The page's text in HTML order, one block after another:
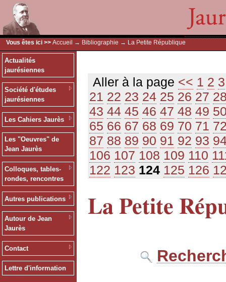
Vous êtes ici >> Accueil → Bibliographie → La Petite République
Actualités
jaurésiennes
Société d'études
jaurésiennes
Les Cahiers Jaurès
Les "Oeuvres" de
Jean Jaurès
Colloques, tables-
rondes, rencontres
Autres publications
Autour de Jean
Jaurès
Contact
Lettre d'information
Aller à la page << 1 2 3
21 22 23 24 25 26 27
43 44 45 46 47 48 49
65 66 67 68 69 70 71
87 88 89 90 91 92 93
106 107 108 109 110
122 123 124 125 126
La Petite